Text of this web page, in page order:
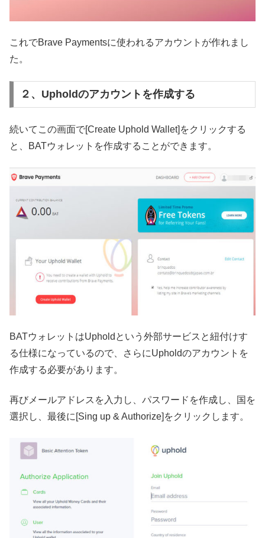
これでBrave Paymentsに使われるアカウントが作れまし
た。
２、Upholdのアカウントを作成する
続いてこの画面で[Create Uphold Wallet]をクリックする
と、BATウォレットを作成することができます。
BATウォレットはUpholdという外部サービスと紐付けす
る仕様になっているので、さらにUpholdのアカウントを
作成する必要があります。
再びメールアドレスを入力し、パスワードを作成し、国を
選択し、最後に[Sing up & Authorize]をクリックします。